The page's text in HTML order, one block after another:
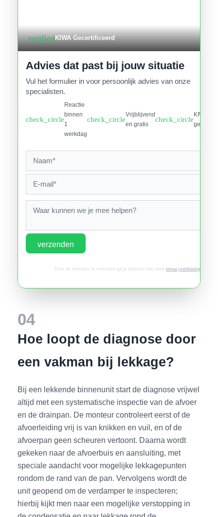
verifiedKIWA Gecertificeerd
Advies dat past bij jouw situatie
Vul het formulier in voor persoonlijk advies van onze
specialisten.
check_circle
Reactie
binnen
1
werkdag
check_circle
Vrijblijvend
en gratis
check_circle
KIWA
verzenden
Door dit formulier te versturen ga je akkoord met onze privacyverklaring.
04
Hoe loopt de diagnose door
een vakman bij lekkage?
Bij een lekkende binnenunit start de diagnose vrijwel
altijd met een systematische inspectie van de afvoer
en de drainpan. De monteur controleert eerst of de
afvoerleiding vrij is van knikken en vuil, en of de
afvoerpan geen scheuren vertoont. Daarna wordt
gekeken naar de afvoerbuis en aansluiting, met
speciale aandacht voor mogelijke lekkagepunten
rondom de rand van de pan. Vervolgens wordt de
unit geopend om de verdamper te inspecteren;
hierbij kijkt men naar een mogelijke verstopping in